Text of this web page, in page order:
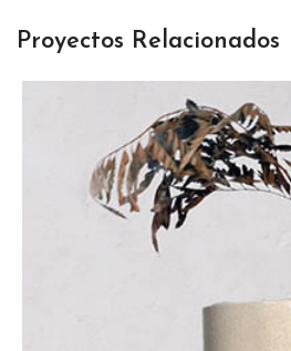
Proyectos Relacionados